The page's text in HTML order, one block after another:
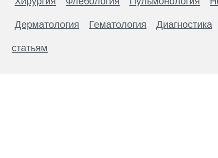
Дерматология Гематология Диагностика
статьям